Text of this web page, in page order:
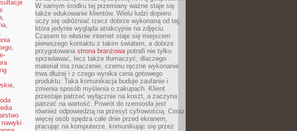
,
,
,
,
nawyki
W samym środku tej przemiany ważne staje się
także edukowanie klientów. Wielu ludzi dopiero
uczy się odróżniać rzecz dobrze wykonaną od tej,
która jedynie wygląda atrakcyjnie na zdjęciu.
Czasem to właśnie internet staje się miejscem
pierwszego kontaktu z takim światem, a dobrze
przygotowana strona branżowapotrafi nie tylko
sprzedawać, lecz także tłumaczyć, dlaczego
materiał ma znaczenie, czemu ręczne wykonanie
trwa dłużej i z czego wynika cena gotowego
produktu. Taka komunikacja buduje zaufanie i
zmienia sposób myślenia o zakupach. Klient
przestaje patrzeć wyłącznie na koszt, a zaczyna
patrzeć na wartość. Powrót do rzemiosła jest
również odpowiedzią na przesyt cyfrowością. Coraz
więcej osób spędza całe dnie przed ekranem,
pracując na komputerze, komunikując się przez